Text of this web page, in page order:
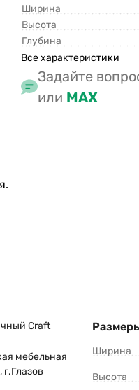
Ширина
Высота
Глубина
Все характеристики
Задайте
или MAX
Craft
мебельная
Ширина
Высота